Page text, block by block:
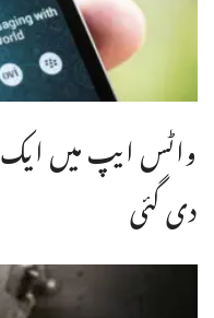
واٹس ایپ میں
دی گئی